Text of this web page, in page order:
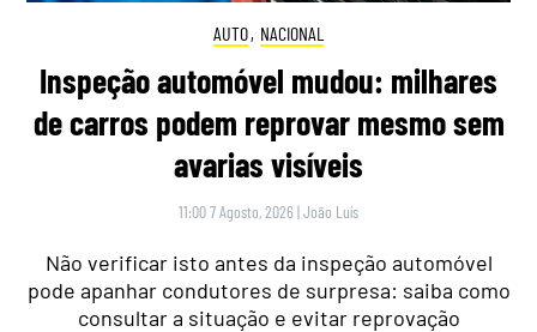
AUTO, NACIONAL
Inspeção automóvel mudou: milhares
de carros podem reprovar mesmo sem
avarias visíveis
11:00 7 Agosto, 2026 |João Luís
Não verificar isto antes da inspeção automóvel
pode apanhar condutores de surpresa: saiba como
consultar a situação e evitar reprovação